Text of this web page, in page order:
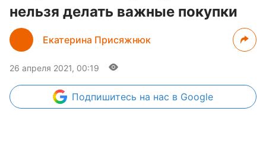
нельзя делать важные покупки
Екатерина Присяжнюк
26 апреля 2021, 00:19
Подпишитесь на нас в Google